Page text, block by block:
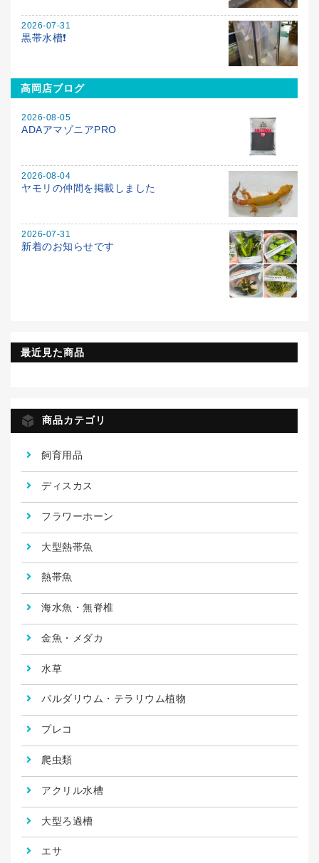
2026-07-31
黒帯水槽❗️
高岡店ブログ
2026-08-05
ADAアマゾニアPRO
2026-08-04
ヤモリの仲間を掲載しました
2026-07-31
新着のお知らせです
最近見た商品
商品カテゴリ
飼育用品
ディスカス
フラワーホーン
大型熱帯魚
熱帯魚
海水魚・無脊椎
金魚・メダカ
水草
パルダリウム・テラリウム植物
プレコ
爬虫類
アクリル水槽
大型ろ過槽
エサ